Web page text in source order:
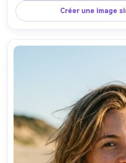
des cheveux, texture de peau
grading riche et
Créer une image